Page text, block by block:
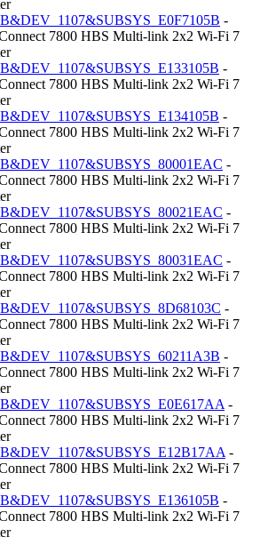
-
7800 HBS Multi-link 2x2 Wi-Fi 7
-
7800 HBS Multi-link 2x2 Wi-Fi 7
-
7800 HBS Multi-link 2x2 Wi-Fi 7
-
7800 HBS Multi-link 2x2 Wi-Fi 7
-
7800 HBS Multi-link 2x2 Wi-Fi 7
-
7800 HBS Multi-link 2x2 Wi-Fi 7
-
7800 HBS Multi-link 2x2 Wi-Fi 7
-
7800 HBS Multi-link 2x2 Wi-Fi 7
-
7800 HBS Multi-link 2x2 Wi-Fi 7
-
7800 HBS Multi-link 2x2 Wi-Fi 7
-
7800 HBS Multi-link 2x2 Wi-Fi 7